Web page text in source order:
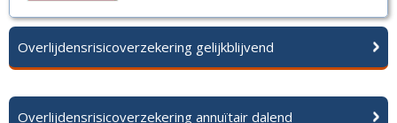
Overlijdensrisicoverzekering gelijkblijvend
Overlijdensrisicoverzekering annuïtair dalend